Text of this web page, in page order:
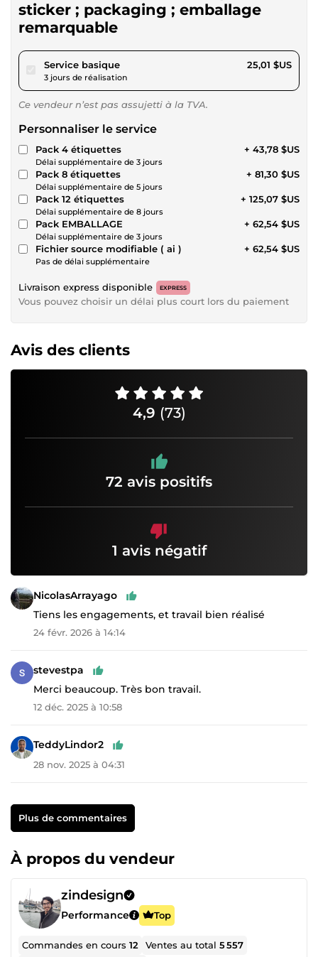
sticker ; packaging ; emballage
remarquable
Service basiquepour 23,05 $US
3 jours de réalisation
25,01 $US
Ce vendeur n’est pas assujetti à la TVA.
Personnaliser le service
Pack 4 étiquettes
Délai supplémentaire de 3 jours
+ 43,78 $US
Pack 8 étiquettes
Délai supplémentaire de 5 jours
+ 81,30 $US
Pack 12 étiquettes
Délai supplémentaire de 8 jours
+ 125,07 $US
Pack EMBALLAGE
Délai supplémentaire de 3 jours
+ 62,54 $US
Fichier source modifiable ( ai )
Pas de délai supplémentaire
+ 62,54 $US
Livraison express disponible EXPRESS
Vous pouvez choisir un délai plus court lors du paiement
Avis des clients
4,9 (73)
72 avis positifs
1 avis négatif
NicolasArrayago
Tiens les engagements, et travail bien réalisé
24 févr. 2026 à 14:14
stevestpa
Merci beaucoup. Très bon travail.
12 déc. 2025 à 10:58
TeddyLindor2
28 nov. 2025 à 04:31
Plus de commentaires
À propos du vendeur
zindesign
Performance Top
Commandes en cours12 Ventes au total5 557